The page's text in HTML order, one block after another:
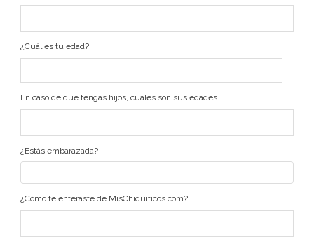
¿Cuál es tu edad?
En caso de que tengas hijos, cuáles son sus edades
¿Estás embarazada?
¿Cómo te enteraste de MisChiquiticos.com?